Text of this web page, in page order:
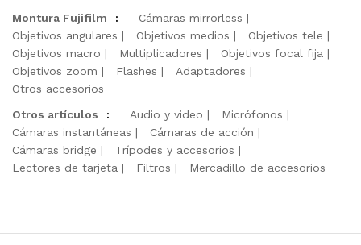
Montura Fujifilm
:
Cámaras mirrorless
Objetivos angulares
Objetivos medios
Objetivos tele
Objetivos macro
Multiplicadores
Objetivos focal fija
Objetivos zoom
Flashes
Adaptadores
Otros accesorios
Otros artículos
: Audio y video
Micrófonos
Cámaras instantáneas
Cámaras de acción
Cámaras bridge
Trípodes y accesorios
Lectores de tarjeta
Filtros Mercadillo de accesorios